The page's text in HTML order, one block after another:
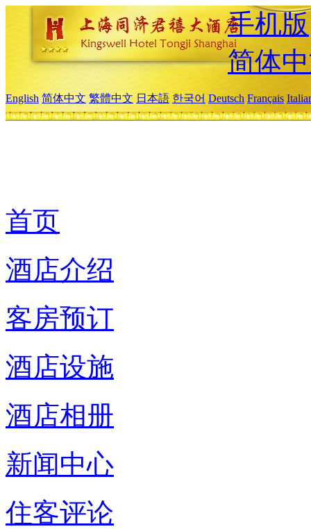
手机版
简体
English 简体中文 繁體中文 日本語 한국어 Deutsch Français
首页
酒店介绍
客房预订
酒店设施
酒店相册
新闻中心
住客评论